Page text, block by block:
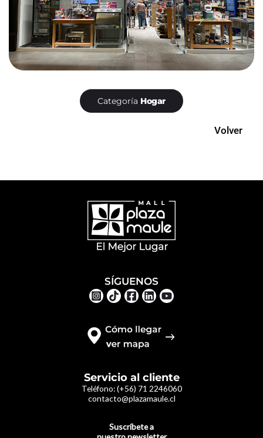
Categoría Hogar
Volver
Servicio al cliente
Teléfono:(+56) 71 2246060
contacto@plazamaule.cl
SÍGUENOS
Suscríbete a